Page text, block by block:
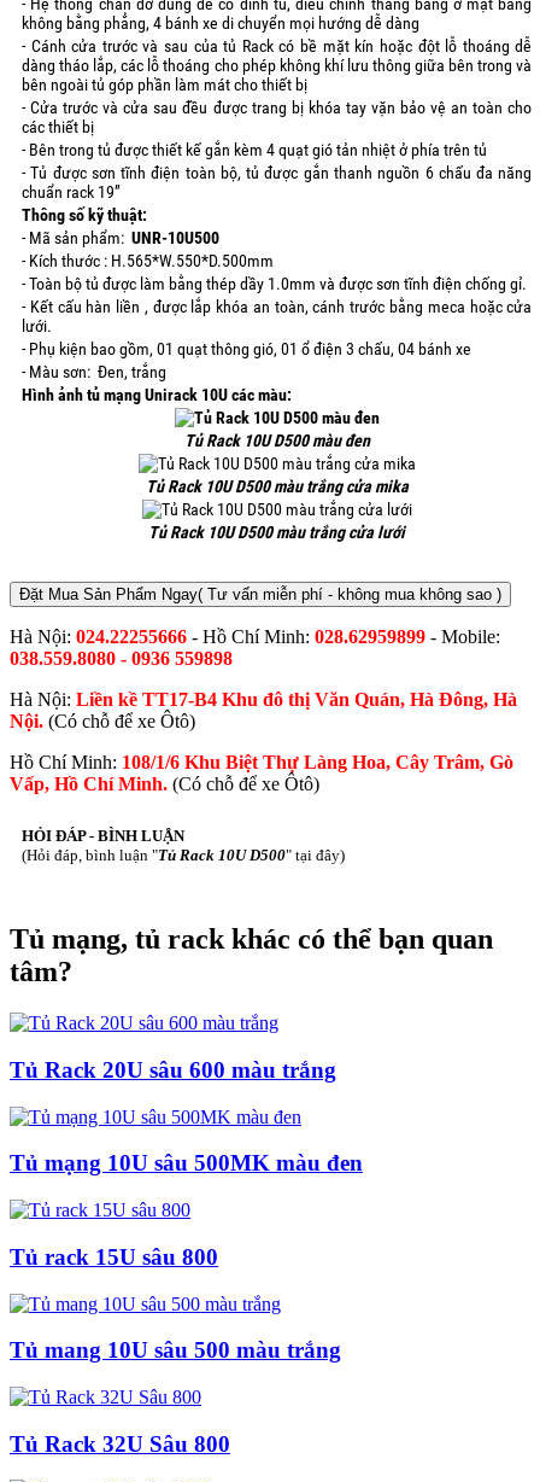
- Hệ thống chân đỡ dùng để cố đinh tủ, điều chỉnh thăng bằng ở mặt bằng
không bằng phẳng, 4 bánh xe di chuyển mọi hướng dễ dàng
- Cánh cửa trước và sau của tủ Rack có bề mặt kín hoặc đột lỗ thoáng dễ
dàng tháo lắp, các lỗ thoáng cho phép không khí lưu thông giữa bên trong và
bên ngoài tủ góp phần làm mát cho thiết bị
- Cửa trước và cửa sau đều được trang bị khóa tay vặn bảo vệ an toàn cho
các thiết bị
- Bên trong tủ được thiết kế gắn kèm 4 quạt gió tản nhiệt ở phía trên tủ
- Tủ được sơn tĩnh điện toàn bộ, tủ được gắn thanh nguồn 6 chấu đa năng
chuẩn rack 19”
Thông số kỹ thuật:
- Mã sản phẩm: UNR-10U500
- Kích thước : H.565*W.550*D.500mm
- Toàn bộ tủ được làm bằng thép dầy 1.0mm và được sơn tĩnh điện chống gỉ.
- Kết cấu hàn liền , được lắp khóa an toàn, cánh trước bằng meca hoặc cửa
lưới.
- Phụ kiện bao gồm, 01 quạt thông gió, 01 ổ điện 3 chấu, 04 bánh xe
- Màu sơn: Đen, trắng
Hình ảnh tủ mạng Unirack 10U các màu:
Tủ Rack 10U D500 màu đen
Tủ Rack 10U D500 màu trắng cửa mika
Tủ Rack 10U D500 màu trắng cửa lưới
Đặt Mua Sản Phẩm Ngay( Tư vấn miễn phí - không mua không sao )
Hà Nội: 024.22255666 - Hồ Chí Minh: 028.62959899 - Mobile:
038.559.8080 - 0936 559898
Hà Nội: Liền kề TT17-B4 Khu đô thị Văn Quán, Hà Đông, Hà
Nội. (Có chỗ để xe Ôtô)
Hồ Chí Minh: 108/1/6 Khu Biệt Thự Làng Hoa, Cây Trâm, Gò
Vấp, Hồ Chí Minh. (Có chỗ để xe Ôtô)
HỎI ĐÁP - BÌNH LUẬN
(Hỏi đáp, bình luận "Tủ Rack 10U D500" tại đây)
Tủ mạng, tủ rack khác có thể bạn quan
tâm?
Tủ Rack 20U sâu 600 màu trắng
Tủ mạng 10U sâu 500MK màu đen
Tủ rack 15U sâu 800
Tủ mang 10U sâu 500 màu trắng
Tủ Rack 32U Sâu 800